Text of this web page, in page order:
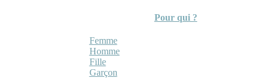
Pour qui ?
Femme
Homme
Fille
Garçon